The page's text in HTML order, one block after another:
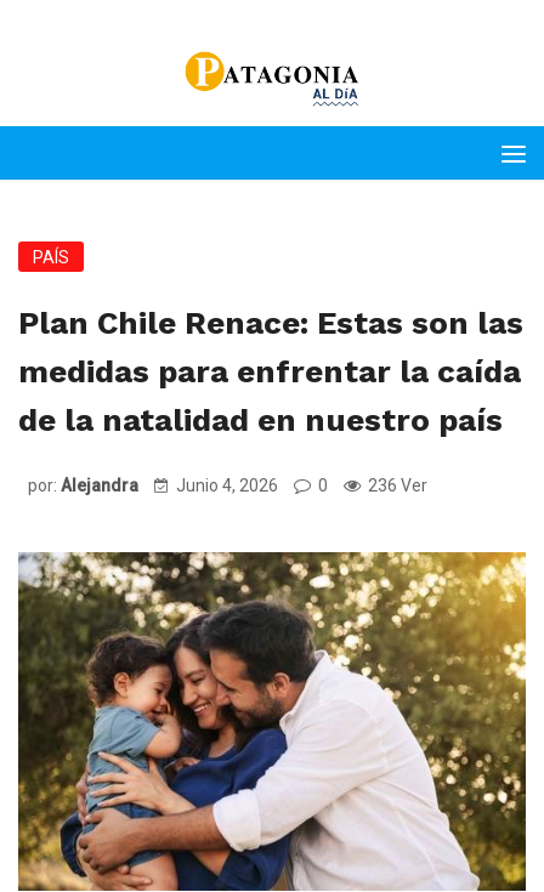
PAÍS
Plan Chile Renace: Estas son las
medidas para enfrentar la caída
de la natalidad en nuestro país
por: Alejandra Junio 4, 2026 0 236 Ver